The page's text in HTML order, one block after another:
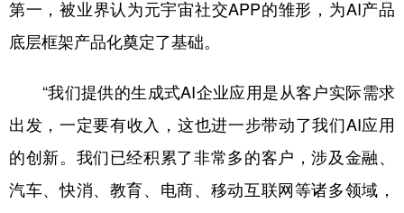
第一，被业界认为元宇宙社交APP的雏形，为AI产品
底层框架产品化奠定了基础。
“我们提供的生成式AI企业应用是从客户实际需求
出发，一定要有收入，这也进一步带动了我们AI应用
的创新。我们已经积累了非常多的客户，涉及金融、
汽车、快消、教育、电商、移动互联网等诸多领域，